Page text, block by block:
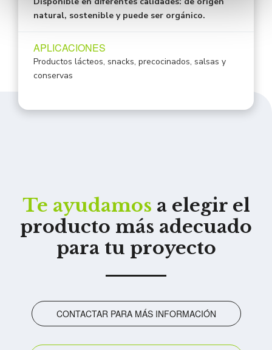
natural, sostenible y puede ser orgánico.
APLICACIONES
Productos lácteos, snacks, precocinados, salsas y
conservas
Te ayudamos a elegir el
producto más adecuado
para tu proyecto
CONTACTAR PARA MÁS INFORMACIÓN